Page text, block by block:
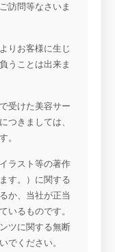
訪問等なさいま
りお客様に生じ
うことは出来ま
受けた美容サー
つきましては、
。
ラスト等の著作
す。）に関する
か、当社が正当
いるものです。
ツに関する無断
でください。